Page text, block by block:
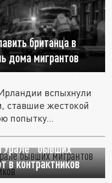
британца в
дома мигрантов
вспыхнули
ставшие жестокой
попытку...
Урале "бывших"
в контрактников